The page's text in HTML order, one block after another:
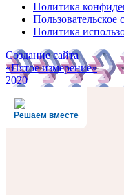
Политика
Пользовательское
Политика
Создание сайта
«Пятое измерение»
2020
Решаем вместе